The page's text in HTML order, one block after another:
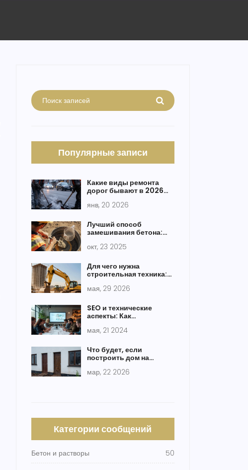
Популярные записи
Какие виды ремонта
дорог бывают в 2026
янв, 20 2026
Лучший способ
замешивания бетона:
практики
окт, 23 2025
Для чего нужна
строительная техника:
выбор
мая, 29 2026
SEO и технические
аспекты: Как
разметки
мая, 21 2024
Что будет, если
построить дом на
последствия и как этого
мар, 22 2026
Категории сообщений
Бетон и растворы 50